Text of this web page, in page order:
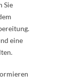
Sie
eine